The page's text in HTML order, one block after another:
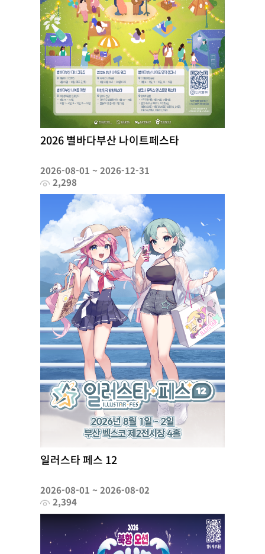
2026 별바다부산 나이트페스타
2026-08-01 ~ 2026-12-31
2,298
일러스타 페스 12
2026-08-01 ~ 2026-08-02
2,394